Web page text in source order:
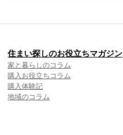
住まい探しのお役立ちマガジン
家と暮らしのコラム
購入お役立ちコラム
購入体験記
地域のコラム